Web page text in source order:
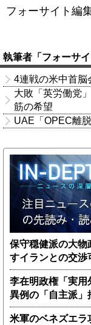
フォーサイト編
執筆者「フォーサ
4連戦の米中首脳
大敗「英労働党
筋の希望
UAE「OPEC離
保守穏健派の大物
すイランとの交渉
李在明政権「実用
異例の「自主派」
米軍のベネズエラ